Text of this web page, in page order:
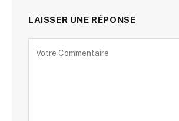
LAISSER UNE RÉPONSE